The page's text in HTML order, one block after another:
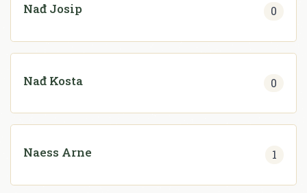
Nađ Josip 0
Nađ Kosta 0
Naess Arne 1